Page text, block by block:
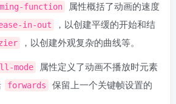
function
属性概括了动画的速度
in-out
，以创建平缓的开始和结
，以创建外观复杂的曲线等。
mode
属性定义了动画不播放时元素
forwards
保留上一个关键帧设置的